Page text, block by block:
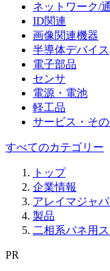
ネットワーク/
ID関連
画像関連機器
半導体デバイス
電子部品
センサ
電源・電池
軽工品
サービス・そ
すべてのカテゴリー
トップ
企業情報
アレイマジャ
製品
二相系バネ用
PR